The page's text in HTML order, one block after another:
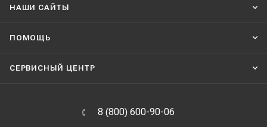
НАШИ CАЙТЫ
ПОМОЩЬ
СЕРВИСНЫЙ ЦЕНТР
8 (800) 600-90-06